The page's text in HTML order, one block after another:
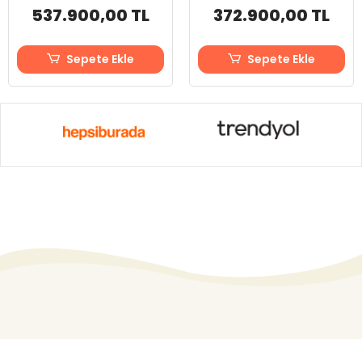
537.900,00 TL
Sepete Ekle
372.900,00 TL
Sepete Ekle